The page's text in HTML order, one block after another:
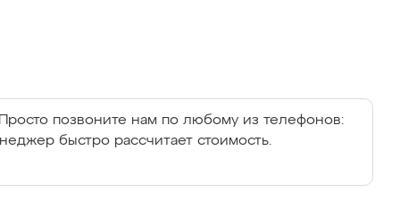
позвоните нам по любому из телефонов:
быстро рассчитает стоимость.